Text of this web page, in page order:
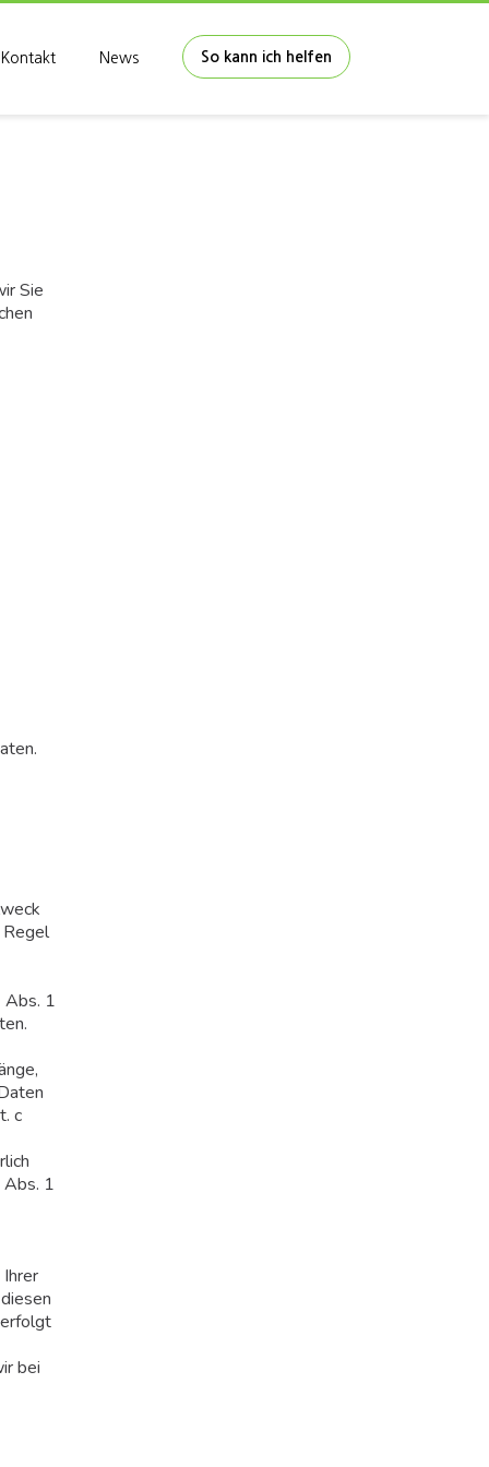
Kontakt News So kann ich helfen
Sie
Regel
Abs. 1
c
Abs. 1
bei